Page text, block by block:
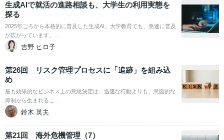
生成AIで就活の進路相談も、大学生の利用実態を
探る
2025年ごろから本格的に普及した生成AI。大学教育でも、急速に普及
が広がっています。…
吉野 ヒロ子
第26回 リスク管理プロセスに「追跡」を組み込
め
最も効果的なビジネス上の意思決定は、迅速な行動よりも、意図的な
抑制から生まれるこ…
鈴木 英夫
第21回 海外危機管理（7）